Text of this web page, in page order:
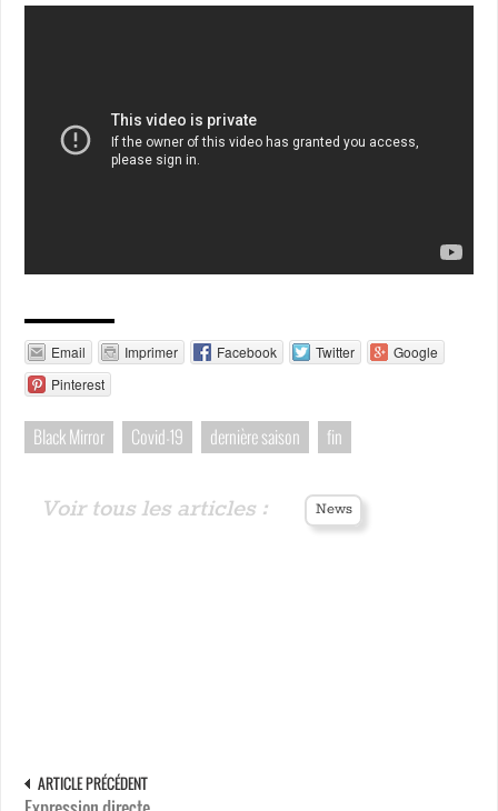
Email Imprimer Facebook Twitter
Google
Pinterest
Black Mirror Covid-19 dernière saison fin
Voir tous les articles : News
ARTICLE PRÉCÉDENT